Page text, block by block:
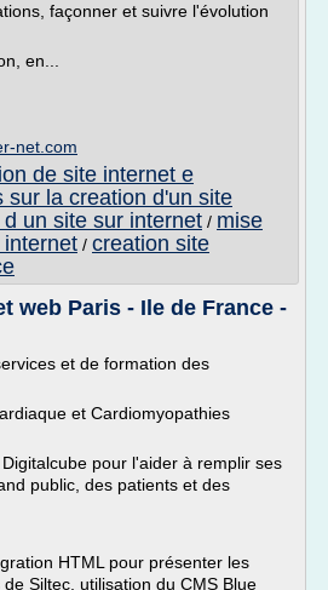
façonner et suivre l'évolution
en...
net.com
de site internet e
sur la creation d'un site
un site sur internet / mise
/ creation site
web Paris - Ile de France -
et de formation des
et Cardiomyopathies
pour l'aider à remplir ses
public, des patients et des
HTML pour présenter les
Siltec, utilisation du CMS Blue